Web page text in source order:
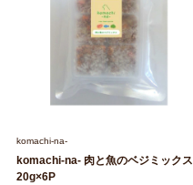
komachi‐na‐
komachi‐na‐ 肉と魚のベジミックス
20g×6P